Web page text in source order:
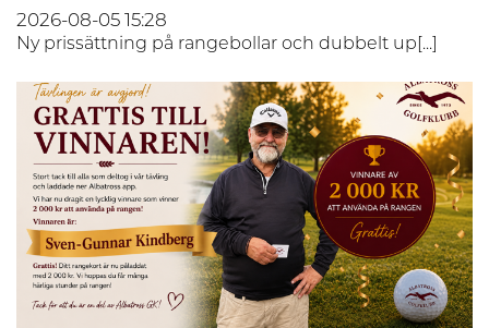
2026-08-05 15:28
Ny prissättning på rangebollar och dubbelt up[...]